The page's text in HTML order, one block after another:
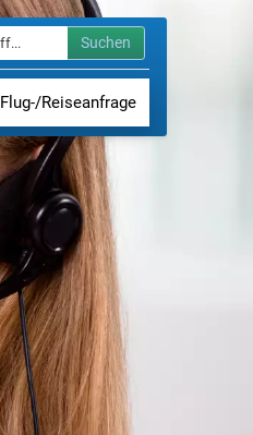
Suchen
Flug-/Reiseanfrage